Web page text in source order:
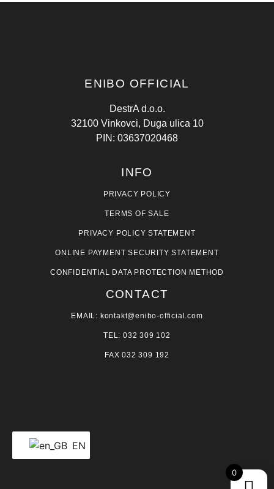
ENIBO OFFICIAL
DestrA d.o.o.
32100 Vinkovci, Duga ulica 10
PIN: 03637020468
INFO
PRIVACY POLICY
TERMS OF SALE
PRIVACY POLICY STATEMENT
ONLINE PAYMENT SECURITY STATEMENT
CONFIDENTIAL DATA PROTECTION METHOD
CONTACT
EMAIL: kontakt@enibo-official.com
TEL: 032 309 102
FAX 032 309 192
EN
0